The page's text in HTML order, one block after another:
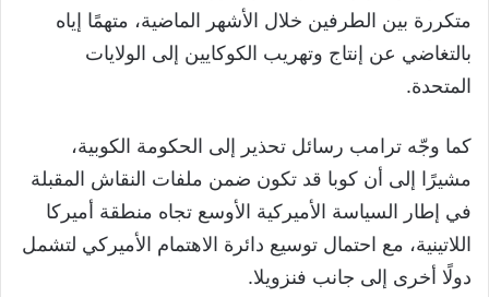
متكررة بين الطرفين خلال الأشهر الماضية، متهمًا إياه
بالتغاضي عن إنتاج وتهريب الكوكايين إلى الولايات
المتحدة.
كما وجّه ترامب رسائل تحذير إلى الحكومة الكوبية،
مشيرًا إلى أن كوبا قد تكون ضمن ملفات النقاش المقبلة
في إطار السياسة الأميركية الأوسع تجاه منطقة أميركا
اللاتينية، مع احتمال توسيع دائرة الاهتمام الأميركي لتشمل
دولًا أخرى إلى جانب فنزويلا.